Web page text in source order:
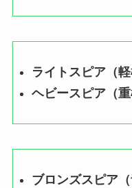
ライトスピア（軽
ヘビースピア（重
ブロンズスピア（